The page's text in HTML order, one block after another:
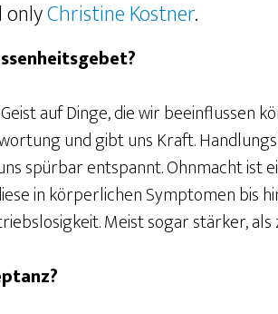
onlyChristine Kostner.
auf Dinge, die wir beeinflussen
und gibt uns Kraft.
spürbar entspannt. Ohnmacht ist
in körperlichen Symptomen bis
Meist sogar stärker, als